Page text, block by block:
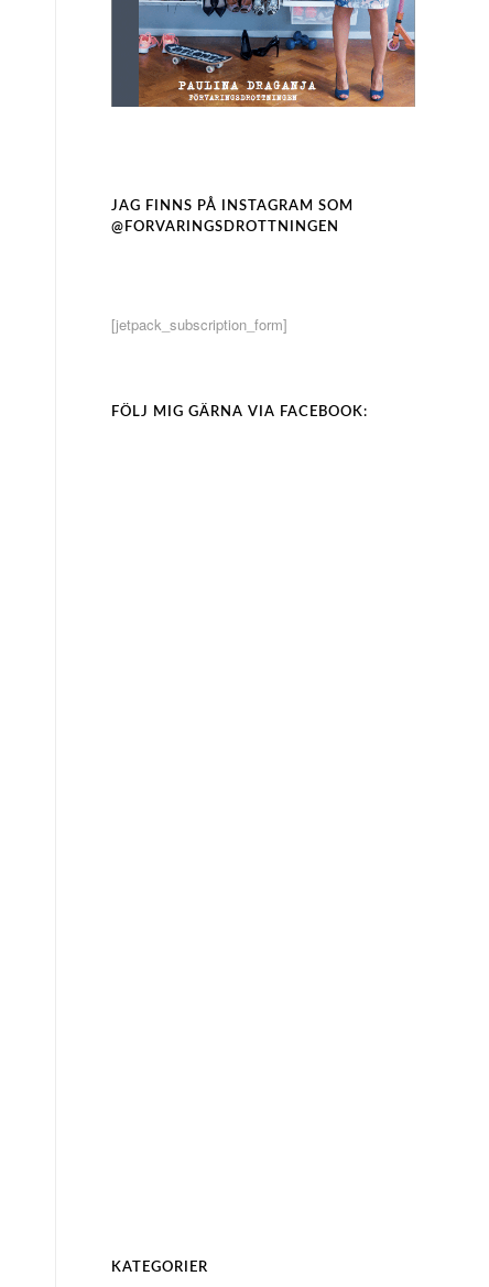
JAG FINNS PÅ INSTAGRAM SOM
@FORVARINGSDROTTNINGEN
[jetpack_subscription_form]
FÖLJ MIG GÄRNA VIA FACEBOOK:
KATEGORIER